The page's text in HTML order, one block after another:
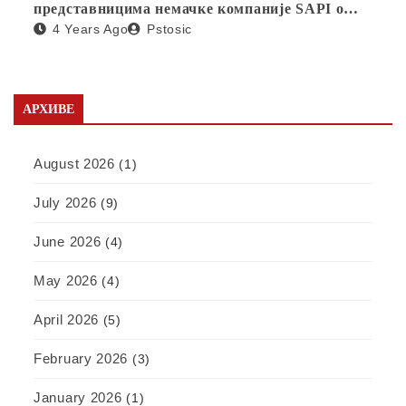
представницима немачке компаније SAPI о
отварању фабрике у Србији
4 Years Ago Pstosic
АРХИВЕ
August 2026 (1)
July 2026 (9)
June 2026 (4)
May 2026 (4)
April 2026 (5)
February 2026 (3)
January 2026 (1)